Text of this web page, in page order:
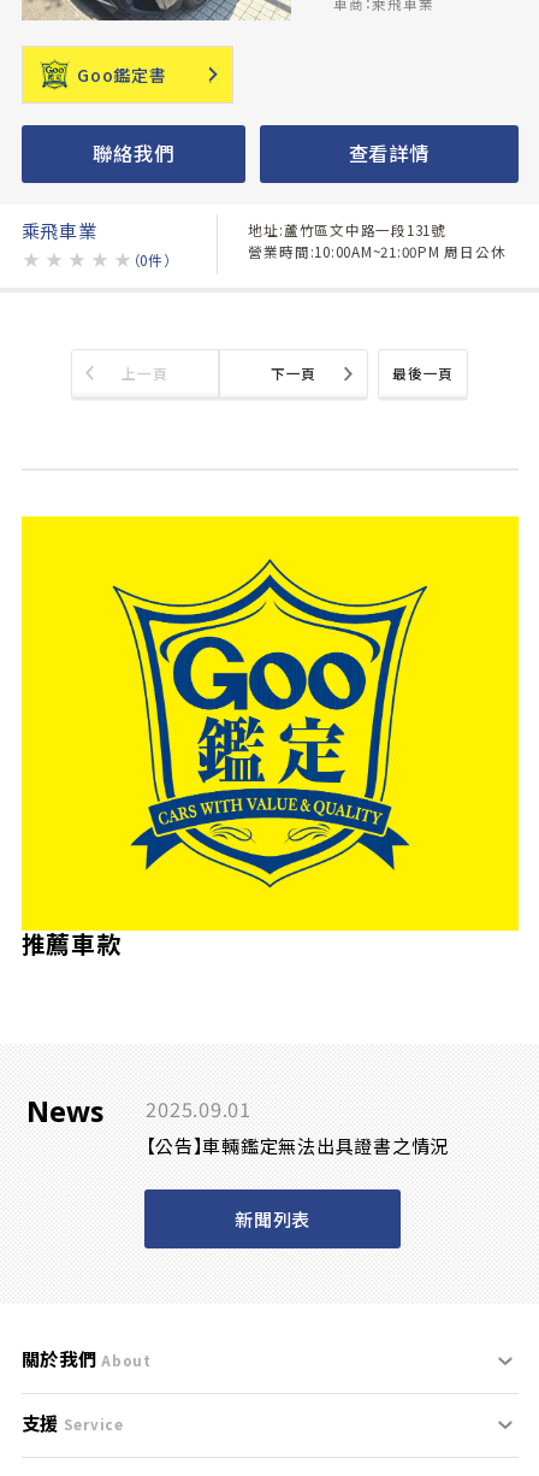
Goo鑑定書
聯絡我們 查看詳情
乘飛車業
★ ★ ★ ★ ★ （0件）
地址:蘆竹區文中路一段131號
營業時間:10:00AM~21:00PM 周日公休
最後一頁
上一頁 下一頁
推薦車款
News 2025.09.01
【公告】車輛鑑定無法出具證書之情況
新聞列表
關於我們 About
刊登規範
支援 Service